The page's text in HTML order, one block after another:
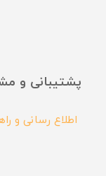
پشتیبانی و
اطلاع رسانی و